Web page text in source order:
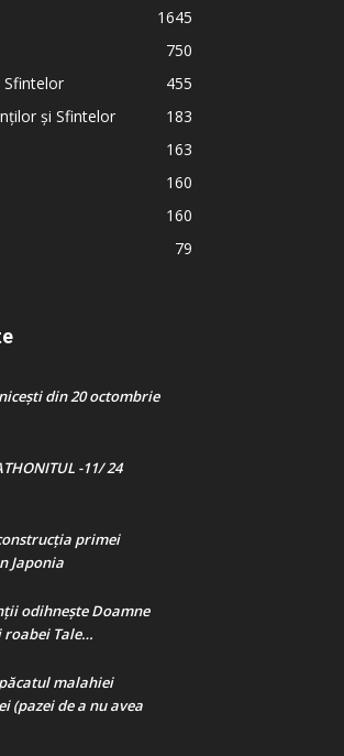
1645
750
Sfintelor
455
și Sfintelor
183
163
160
160
79
din 20 octombrie
-11/ 24
primei
Japonia
odihnește Doamne
Tale…
malahiei
(pazei de a nu avea